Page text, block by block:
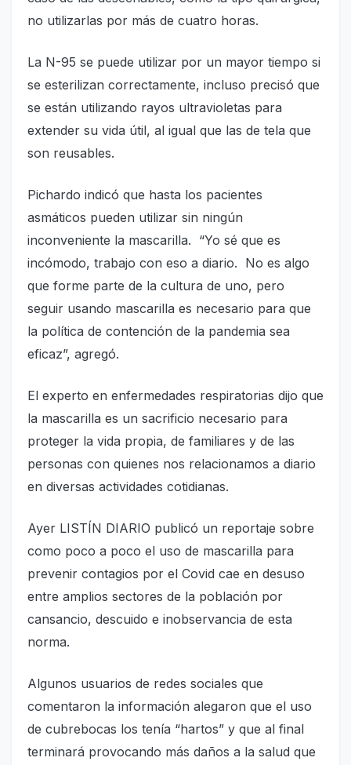
no utilizarlas por más de cuatro horas.
La N-95 se puede utilizar por un mayor tiempo si
se esterilizan correctamente, incluso precisó que
se están utilizando rayos ultravioletas para
extender su vida útil, al igual que las de tela que
son reusables.
Pichardo indicó que hasta los pacientes
asmáticos pueden utilizar sin ningún
inconveniente la mascarilla. “Yo sé que es
incómodo, trabajo con eso a diario. No es algo
que forme parte de la cultura de uno, pero
seguir usando mascarilla es necesario para que
la política de contención de la pandemia sea
eficaz”, agregó.
El experto en enfermedades respiratorias dijo que
la mascarilla es un sacrificio necesario para
proteger la vida propia, de familiares y de las
personas con quienes nos relacionamos a diario
en diversas actividades cotidianas.
Ayer LISTÍN DIARIO publicó un reportaje sobre
como poco a poco el uso de mascarilla para
prevenir contagios por el Covid cae en desuso
entre amplios sectores de la población por
cansancio, descuido e inobservancia de esta
norma.
Algunos usuarios de redes sociales que
comentaron la información alegaron que el uso
de cubrebocas los tenía “hartos” y que al final
terminará provocando más daños a la salud que